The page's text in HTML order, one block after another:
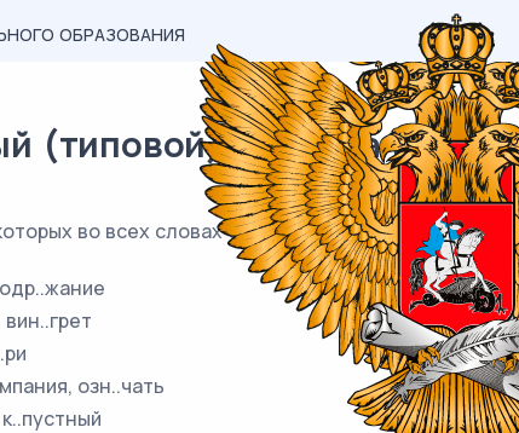
ОБРАЗОВАНИЯ
(типовой) материал ЕГЭ /
во всех словах одного ряда пропущена
озн..чать